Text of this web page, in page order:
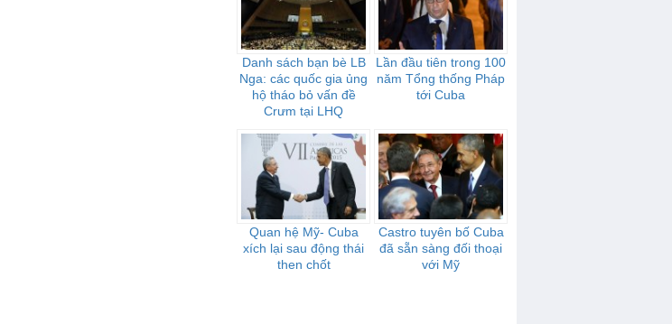
Danh sách bạn bè LB
Nga: các quốc gia ủng
hộ tháo bỏ vấn đề
Crưm tại LHQ
Lần đầu tiên trong 100
năm Tổng thống Pháp
tới Cuba
Quan hệ Mỹ- Cuba
xích lại sau động thái
then chốt
Castro tuyên bố Cuba
đã sẵn sàng đối thoại
với Mỹ